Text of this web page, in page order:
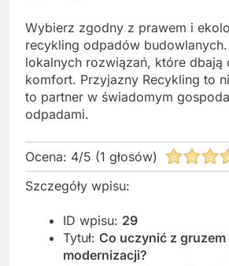
Wybierz zgodny z prawem i
recykling odpadów
lokalnych rozwiązań, które dbają
komfort. Przyjazny Recykling to
to partner w świadomym
odpadami.
Ocena: 4/5 (1 głosów)
Szczegóły wpisu:
ID wpisu: 29
Tytuł: Co uczynić z gruzem
modernizacji?